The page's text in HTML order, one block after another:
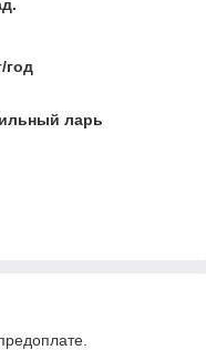
год
ларь